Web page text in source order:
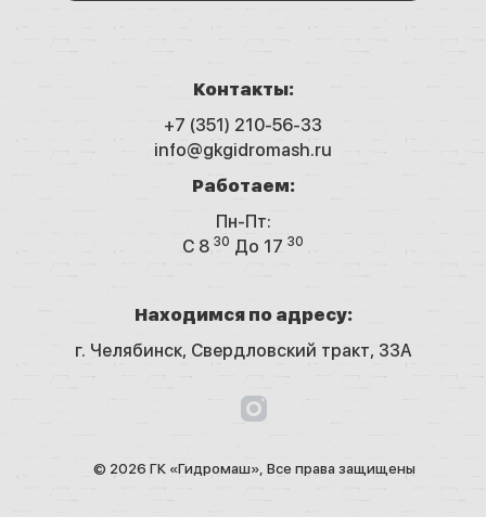
Контакты:
+7 (351) 210-56-33
info@gkgidromash.ru
Работаем:
Пн-Пт:
C 8 30 До 17 30
Находимся по адресу:
г. Челябинск, Свердловский тракт, 33А
© 2026 ГК «Гидромаш», Все права защищены